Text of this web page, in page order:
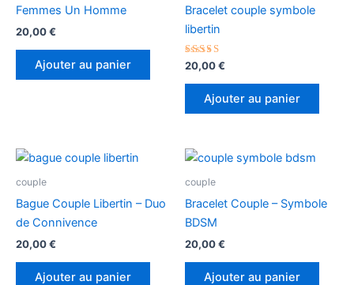
Femmes Un Homme
20,00€
Ajouter au panier
Bracelet couple symbole
libertin
Note
5.00
sur 5
20,00€
Ajouter au panier
couple
Bague Couple Libertin – Duo
de Connivence
20,00€
Ajouter au panier
couple
Bracelet Couple – Symbole
BDSM
20,00€
Ajouter au panier